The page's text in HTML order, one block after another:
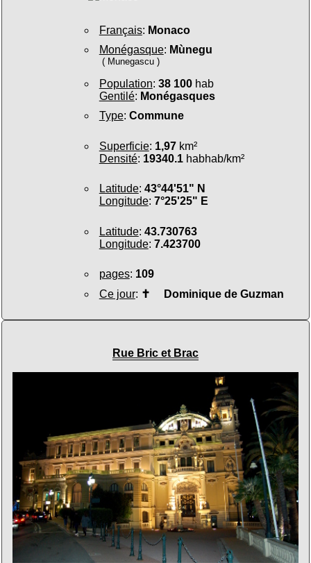
Français: Monaco
Monégasque: Mùnegu
( Munegascu )
Population: 38 100hab
Gentilé: Monégasques
Type: Commune
Superficie: 1,97km²
Densité: 19340.1habhab/km²
Latitude: 43°44'51" N
Longitude: 7°25'25" E
Latitude: 43.730763
Longitude: 7.423700
pages: 109
Ce jour: ✝ Dominique de Guzman
Rue Bric et Brac